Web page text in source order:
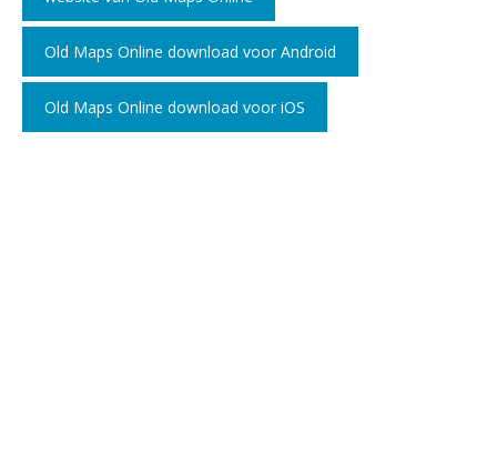
Old Maps Online download voor Android
Old Maps Online download voor iOS